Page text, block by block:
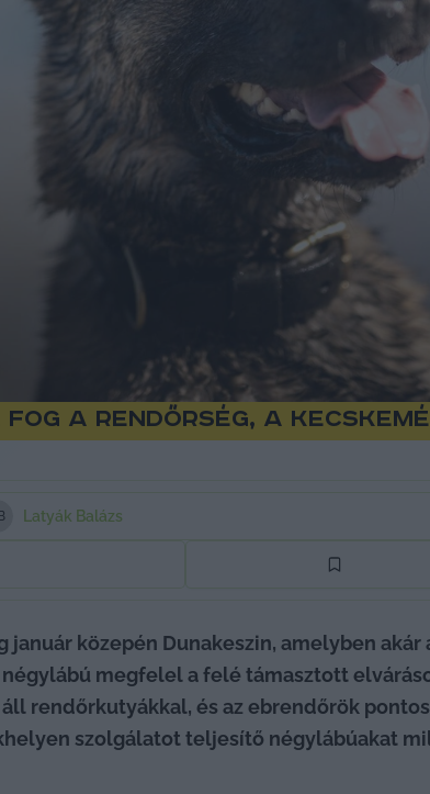
a rendőrség, a
Latyák Balázs
közepén Dunakeszin, amelyben
megfelel a felé támasztott
rendőrkutyákkal, és az ebrendőrök
szolgálatot teljesítő négylábúakat